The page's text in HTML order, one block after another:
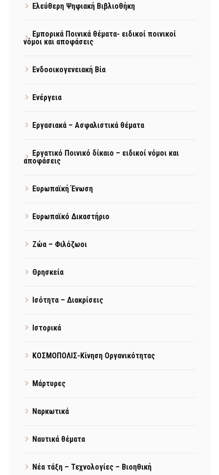
Ελεύθερη Ψηφιακή Βιβλιοθήκη
Εμπορικά Ποινικά θέματα- ειδικοί ποινικοί
νόμοι και αποφάσεις
Ενδοοικογενειακή Βία
Ενέργεια
Εργασιακά – Ασφαλιστικά θέματα
Εργατικό Ποινικό δίκαιο – ειδικοί νόμοι και
αποφάσεις
Ευρωπαϊκή Ένωση
Ευρωπαϊκό Δικαστήριο
Ζώα – Φιλόζωοι
Θρησκεία
Ισότητα – Διακρίσεις
Ιστορικά
ΚΟΣΜΟΠΟΛΙΣ-Κίνηση Οργανικότητας
Μάρτυρες
Ναρκωτικά
Ναυτικά θέματα
Νέα τάξη – Τεχνολογίες – Βιοηθική